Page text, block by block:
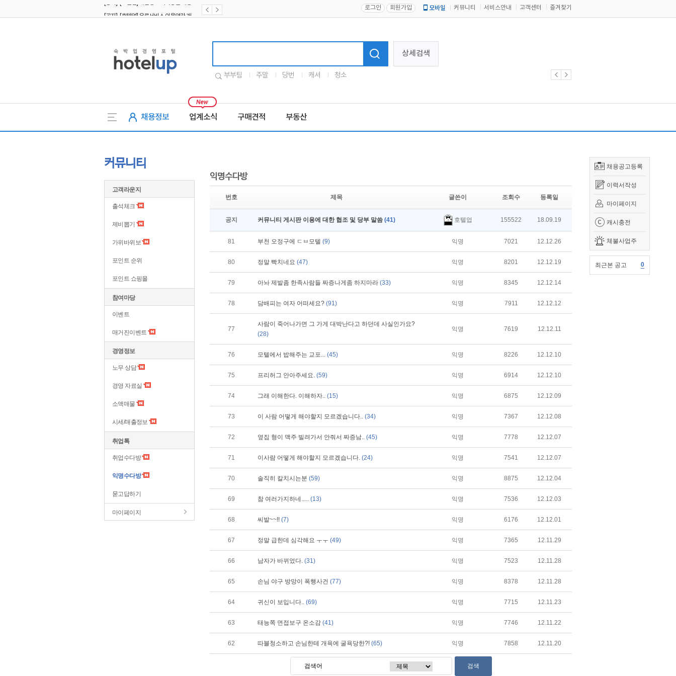
로그인 회원가입 모바일 커뮤니티 서비스안내 고객센터 즐겨찾기
상세검색
부부팀 주말 당번 캐셔 청소
채용정보 업계소식 구매견적 부동산
채용공고등록
이력서작성
마이페이지
캐시충전
체불사업주
최근본 공고 0
커뮤니티
고객라운지
출석체크
제비뽑기
가위바위보
포인트 순위
포인트 쇼핑몰
참여마당
이벤트
매거진이벤트
경영정보
노무 상담
경영 자료실
소액매물
시세/매출정보
취업톡
취업수다방
익명수다방
묻고답하기
마이페이지
익명수다방
번호 제목 글쓴이 조회수 등록일
공지 커뮤니티 게시판 이용에 대한 협조 및 당부 말씀 (41) 호텔업 155522 18.09.19
81 부천 오정구에 ㄷㅂ모텔 (9) 익명 7021 12.12.26
80 정말 빡치네요 (47) 익명 8201 12.12.19
79 아놔 제발좀 한족사람들 짜증나게좀 하지마라 (33) 익명 8345 12.12.14
78 담배피는 여자 어떠세요? (91) 익명 7911 12.12.12
77
사람이 죽어나가면 그 가게 대박난다고 하던데 사실인가요?
(28)
익명 7619 12.12.11
76 모텔에서 밥해주는 교포... (45) 익명 8226 12.12.10
75 프리허그 안아주세요. (59) 익명 6914 12.12.10
74 그래 이해한다. 이해하자.. (15) 익명 6875 12.12.09
73 이 사람 어떻게 해야할지 모르겠습니다.. (34) 익명 7367 12.12.08
72 옆집 형이 맥주 빌려가서 안줘서 짜증남.. (45) 익명 7778 12.12.07
71 이사람 어떻게 해야할지 모르겠습니다. (24) 익명 7541 12.12.07
70 솔직히 칼치시는분 (59) 익명 8875 12.12.04
69 참 여러가지하네..... (13) 익명 7536 12.12.03
68 씨발~~!! (7) 익명 6176 12.12.01
67 정말 급한데 심각해요 ㅜㅜ (49) 익명 7365 12.11.29
66 남자가 바뀌었다. (31) 익명 7523 12.11.28
65 손님 야구 방망이 폭행사건 (77) 익명 8378 12.11.28
64 귀신이 보입니다.. (69) 익명 7715 12.11.23
63 태능쪽 면접보구 온소감 (41) 익명 7746 12.11.22
62 따블청소하고 손님한테 개욕에 굴욕당한?! (65) 익명 7858 12.11.20